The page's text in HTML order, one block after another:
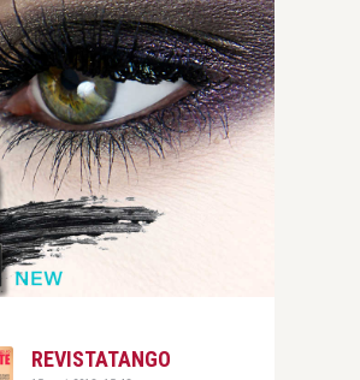
REVISTATANGO